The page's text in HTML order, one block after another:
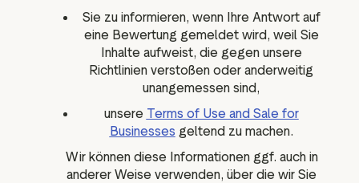
Sie zu informieren, wenn Ihre Antwort auf
eine Bewertung gemeldet wird, weil Sie
Inhalte aufweist, die gegen unsere
Richtlinien verstoßen oder anderweitig
unangemessen sind,
unsere Terms of Use and Sale for
Businesses geltend zu machen.
Wir können diese Informationen ggf. auch in
anderer Weise verwenden, über die wir Sie